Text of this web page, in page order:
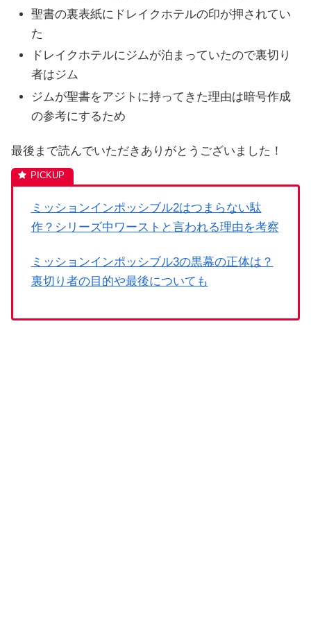
聖書の裏表紙にドレイクホテルの印が押されてい
た
ドレイクホテルにジムが泊まっていたので裏切り
者はジム
ジムが聖書をアジトに持ってきた理由は暗号作成
の参考にするため
最後まで読んでいただきありがとうございました！
ミッションインポッシブル2はつまらない駄
作？シリーズ中ワーストと言われる理由を考察
ミッションインポッシブル3の黒幕の正体は？
裏切り者の目的や最後についても